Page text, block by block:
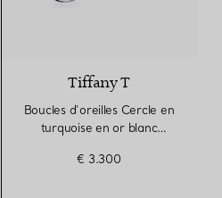
Tiffany T
Boucles d’oreilles Cercle en
turquoise en or blanc
€ 3.300